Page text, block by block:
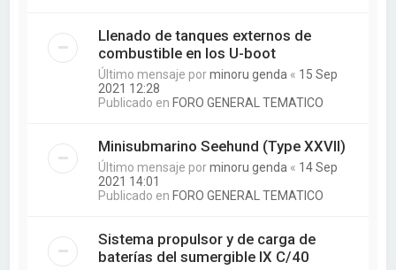
Llenado de tanques externos de
combustible en los U-boot
Último mensaje porminoru genda « 15 Sep
2021 12:28
Publicado en FORO GENERAL TEMATICO
Minisubmarino Seehund (Type XXVII)
Último mensaje porminoru genda « 14 Sep
2021 14:01
Publicado en FORO GENERAL TEMATICO
Sistema propulsor y de carga de
baterías del sumergible IX C/40